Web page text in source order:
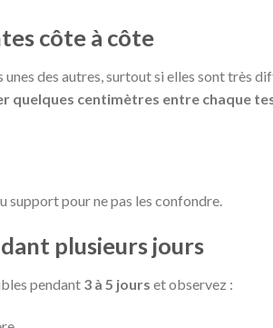
côte à côte
des autres, surtout si elles sont très
quelques centimètres entre chaque
support pour ne pas les confondre.
plusieurs jours
pendant 3 à 5 jours et observez :